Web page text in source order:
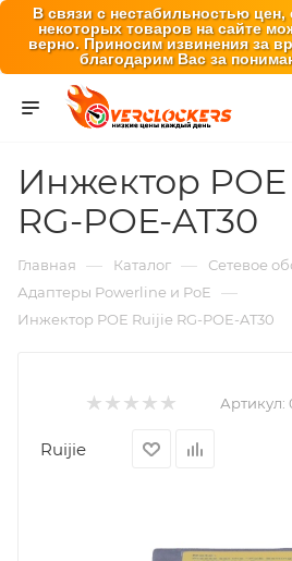
В связи с нестабильностью
некоторых товаров на сайте
верно. Приносим извинения за
благодарим Вас за
Инжектор
RG-POE-AT30
Главная — Каталог — Сетевое
Адаптеры Powerline и PoE —
Инжектор POE Ruijie RG-POE-AT30
Артикул:
Ruijie